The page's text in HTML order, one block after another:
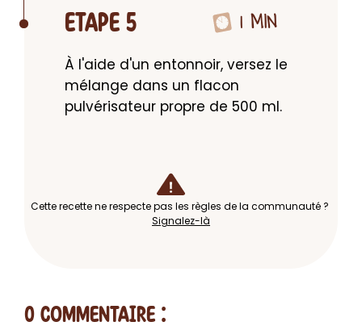
ETAPE 5 1 MIN
À l'aide d'un entonnoir, versez le
mélange dans un flacon
pulvérisateur propre de 500 ml.
Cette recette ne respecte pas les règles de la communauté ?
Signalez-là
0 Commentaire :